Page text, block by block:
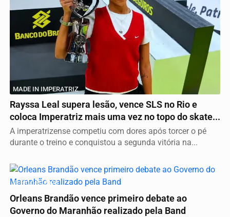
MADE IN IMPERATRIZ
Rayssa Leal supera lesão, vence SLS no Rio e
coloca Imperatriz mais uma vez no topo do skate...
A imperatrizense competiu com dores após torcer o pé
durante o treino e conquistou a segunda vitória na...
ELEIÇÕES 2026
Orleans Brandão vence primeiro debate ao
Governo do Maranhão realizado pela Band